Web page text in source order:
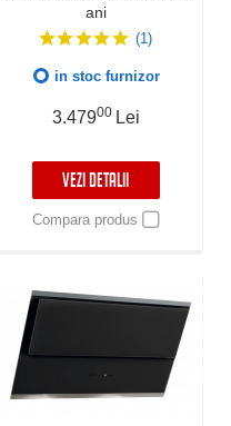
ani
(1)
in stoc furnizor
3.47900 Lei
VEZI DETALII
Compara produs